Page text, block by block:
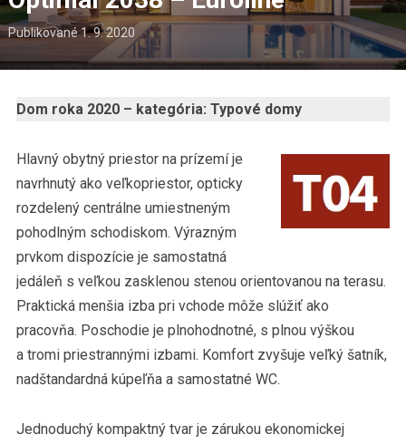
Publikované1. 9. 2020
Dom roka 2020 – kategória: Typové domy
Hlavný obytný priestor na prízemí je
navrhnutý ako veľkopriestor, opticky
rozdelený centrálne umiestneným
pohodlným schodiskom. Výrazným
prvkom dispozície je samostatná
jedáleň s veľkou zasklenou stenou orientovanou na terasu.
Praktická menšia izba pri vchode môže slúžiť ako
pracovňa. Poschodie je plnohodnotné, s plnou výškou
a tromi priestrannými izbami. Komfort zvyšuje veľký šatník,
nadštandardná kúpeľňa a samostatné WC.
Jednoduchý kompaktný tvar je zárukou ekonomickej